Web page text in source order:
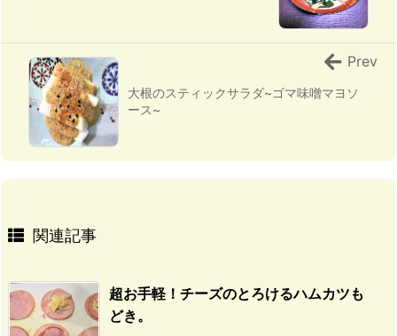
大根のスティックサラダ~ゴマ味噌マヨソ
ース~
Prev
関連記事
超お手軽！チーズのとろけるハムカツも
どき。